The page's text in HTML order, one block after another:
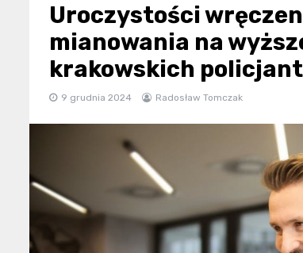
Uroczystości
mianowania na
krakowskich
9 grudnia 2024 Radosław Tomczak